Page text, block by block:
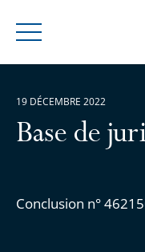
Menu
Base de
Conclusion n°
19 DÉCEMBRE 2022